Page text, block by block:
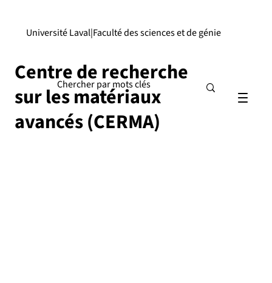
Centre de recherche
sur les matériaux
avancés (CERMA)
|
Université Laval Faculté des sciences et de génie